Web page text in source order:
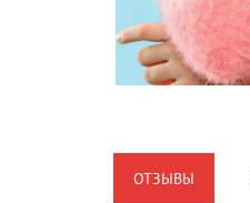
ОТЗЫВЫ